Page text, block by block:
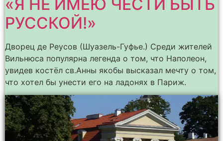
«Я НЕ ИМЕЮ ЧЕСТИ БЫТЬ
РУССКОЙ!»
Дворец де Реусов (Шуазель-Гуфье.) Среди жителей
Вильнюса популярна легенда о том, что Наполеон,
увидев костёл св.Анны якобы высказал мечту о том,
что хотел бы унести его на ладонях в Париж.